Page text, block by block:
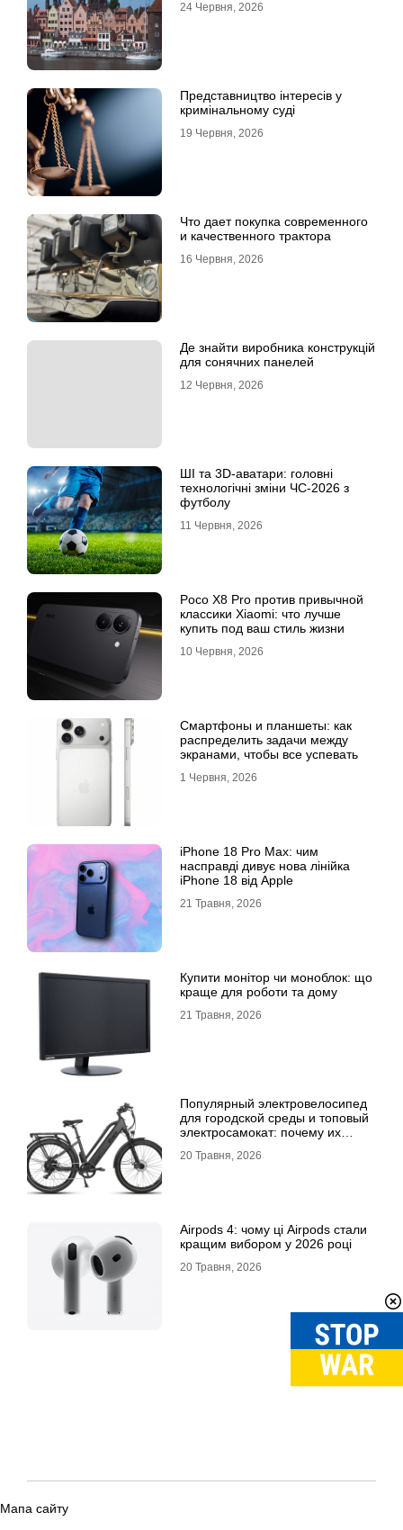
24 Червня, 2026
Представництво інтересів у
кримінальному суді
19 Червня, 2026
Что дает покупка современного
и качественного трактора
16 Червня, 2026
Де знайти виробника конструкцій
для сонячних панелей
12 Червня, 2026
ШІ та 3D-аватари: головні
технологічні зміни ЧС-2026 з
футболу
11 Червня, 2026
Poco X8 Pro против привычной
классики Xiaomi: что лучше
купить под ваш стиль жизни
10 Червня, 2026
Смартфоны и планшеты: как
распределить задачи между
экранами, чтобы все успевать
1 Червня, 2026
iPhone 18 Pro Max: чим
насправді дивує нова лінійка
iPhone 18 від Apple
21 Травня, 2026
Купити монітор чи моноблок: що
краще для роботи та дому
21 Травня, 2026
Популярный электровелосипед
для городской среды и топовый
электросамокат: почему их
20 Травня, 2026
Airpods 4: чому ці Airpods стали
кращим вибором у 2026 році
20 Травня, 2026
Мапа сайту